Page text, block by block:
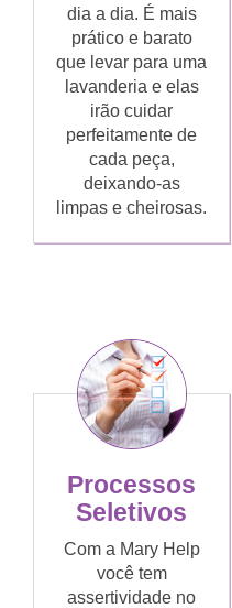
dia a dia. É mais
prático e barato
que levar para uma
lavanderia e elas
irão cuidar
perfeitamente de
cada peça,
deixando-as
limpas e cheirosas.
Processos
Seletivos
Com a Mary Help
você tem
assertividade no